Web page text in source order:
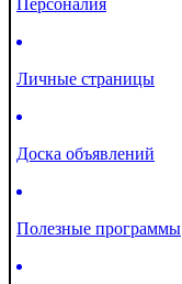
Персоналия
Личные страницы
Доска объявлений
Полезные программы